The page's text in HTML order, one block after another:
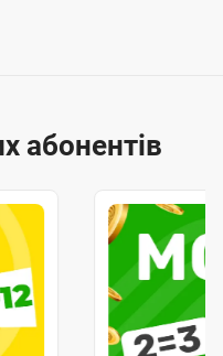
абонентів